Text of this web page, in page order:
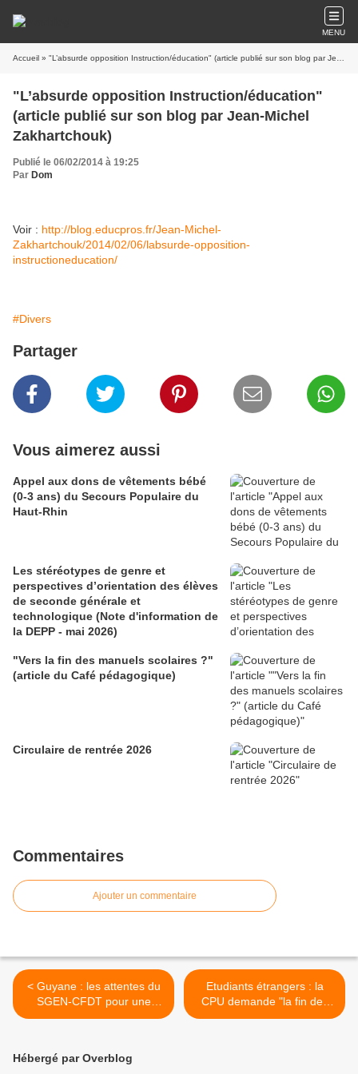
MENU
Accueil » "L’absurde opposition Instruction/éducation" (article publié sur son blog par Jean-Michel Zakhartchouk)
"L’absurde opposition Instruction/éducation"
(article publié sur son blog par Jean-Michel
Zakhartchouk)
Publié le 06/02/2014 à 19:25
Par Dom
Voir : http://blog.educpros.fr/Jean-Michel-
Zakhartchouk/2014/02/06/labsurde-opposition-
instructioneducation/
#Divers
Partager
Vous aimerez aussi
Appel aux dons de vêtements bébé
(0-3 ans) du Secours Populaire du
Haut-Rhin
Les stéréotypes de genre et
perspectives d’orientation des élèves
de seconde générale et
technologique (Note d'information de
la DEPP - mai 2026)
"Vers la fin des manuels scolaires ?"
(article du Café pédagogique)
Circulaire de rentrée 2026
Commentaires
Ajouter un commentaire
< Guyane : les attentes du
SGEN-CFDT pour une
académie sous haute
Etudiants étrangers : la
CPU demande "la fin des
mesures vexatoires" (AFP
Hébergé par Overblog